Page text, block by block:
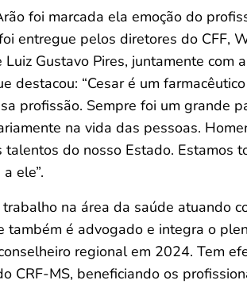
foi marcada ela emoção do
entregue pelos diretores do CFF,
Luiz Gustavo Pires, juntamente com a
destacou: “Cesar é um
profissão. Sempre foi um grande
na vida das pessoas.
do nosso Estado. Estamos
ele”.
na área da saúde atuando
também é advogado e integra o
regional em 2024. Tem
CRF-MS, beneficiando os